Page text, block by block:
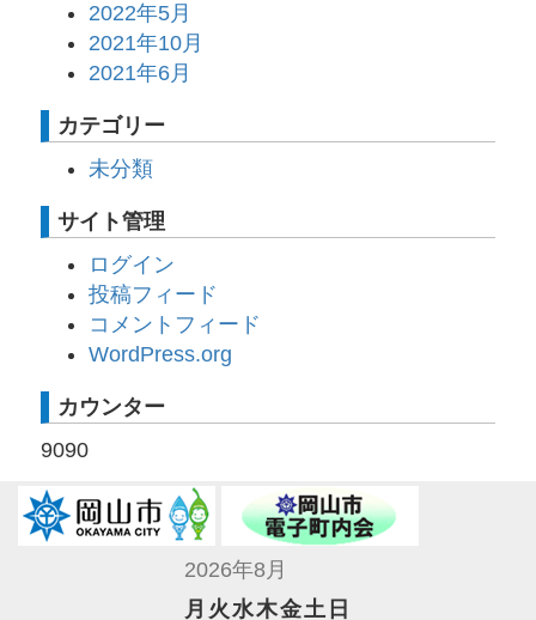
2022年5月
2021年10月
2021年6月
カテゴリー
未分類
サイト管理
ログイン
投稿フィード
コメントフィード
WordPress.org
カウンター
9090
2026年8月
月 火 水木金 土 日